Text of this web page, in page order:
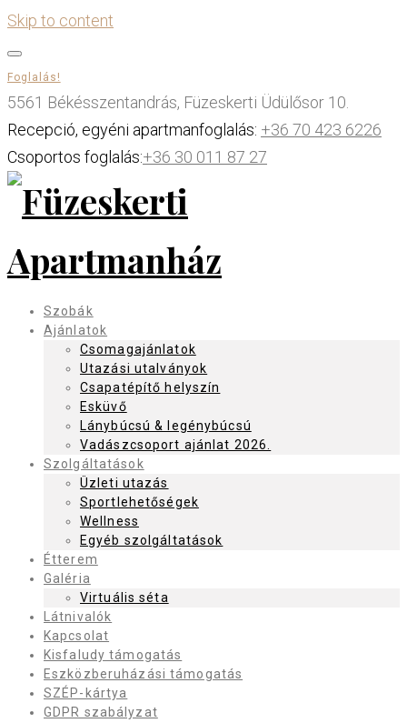
Skip to content
Foglalás!
5561 Békésszentandrás, Füzeskerti Üdülősor 10.
Recepció, egyéni apartmanfoglalás: +36 70 423 6226
Csoportos foglalás:+36 30 011 87 27
Szobák
Ajánlatok
Csomagajánlatok
Utazási utalványok
Csapatépítő helyszín
Esküvő
Lánybúcsú & legénybúcsú
Vadászcsoport ajánlat 2026.
Szolgáltatások
Üzleti utazás
Sportlehetőségek
Wellness
Egyéb szolgáltatások
Étterem
Galéria
Virtuális séta
Látnivalók
Kapcsolat
Kisfaludy támogatás
Eszközberuházási támogatás
SZÉP-kártya
GDPR szabályzat